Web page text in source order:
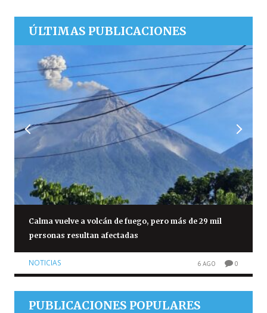
ÚLTIMAS PUBLICACIONES
Calma vuelve a volcán de fuego, pero más de 29 mil
personas resultan afectadas
NOTICIAS 6 AGO 0
PUBLICACIONES POPULARES